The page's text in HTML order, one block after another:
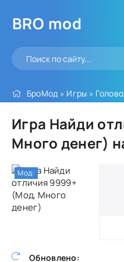
BRO mod
БроМод » Игры »
Игра Найди
Много денег)
Обновлено:
Мод: